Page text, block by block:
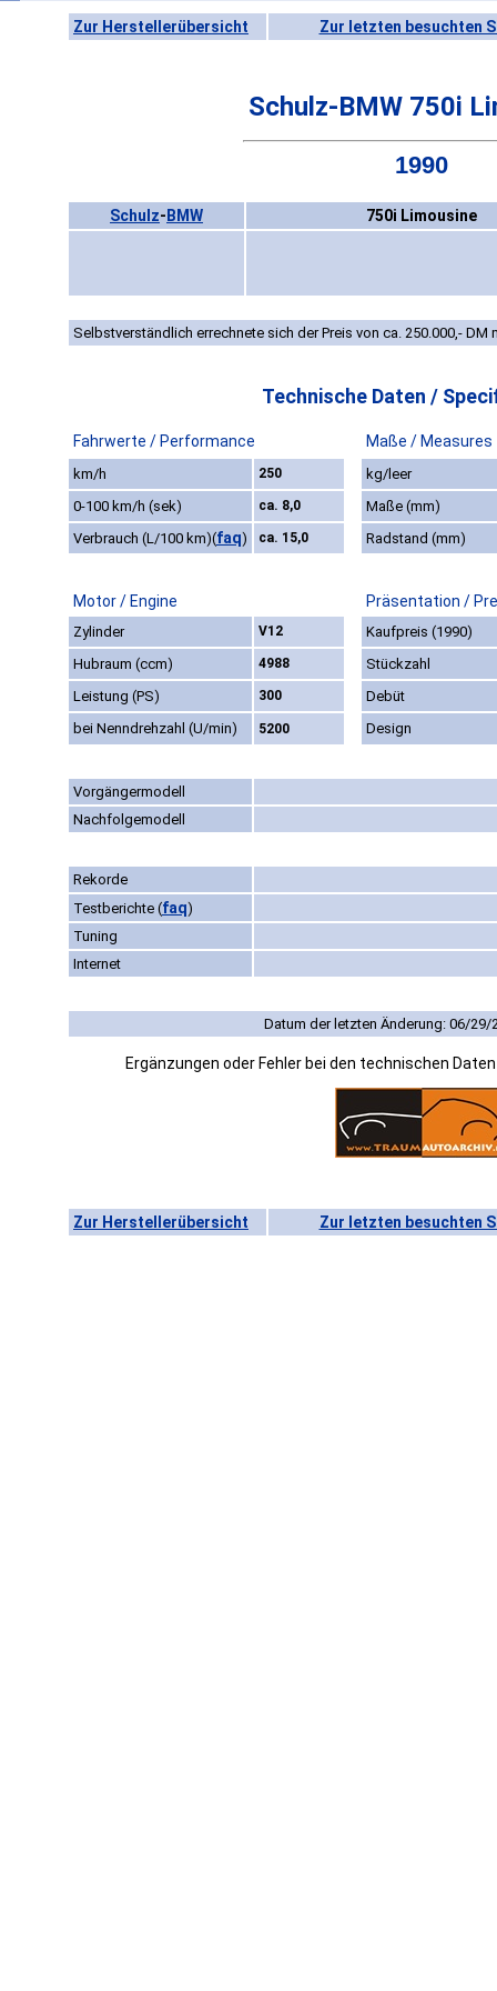
Zur Herstellerübersicht Zur letzten besuchten
Schulz-BMW 750i
1990
Schulz- BMW 750i Limousine
Selbstverständlich errechnete sich der Preis von ca. 250.000,- DM
Technische Daten /
Fahrwerte / Performance Maße / Measures
km/h 250
kg/leer
0-100 km/h (sek)
ca. 8,0
Maße (mm)
Verbrauch (L/100 km)(faq) ca. 15,0 Radstand (mm)
Motor / Engine Präsentation /
Zylinder V12
Kaufpreis (1990)
Hubraum (ccm)
4988
Stückzahl
Leistung (PS)
300
Debüt
bei Nenndrehzahl (U/min)
5200 Design
Vorgängermodell
Nachfolgemodell
Rekorde
Testberichte (faq)
Tuning
Internet
Datum der letzten Änderung: 06/29/
Ergänzungen oder Fehler bei den technischen
Zur Herstellerübersicht Zur letzten besuchten